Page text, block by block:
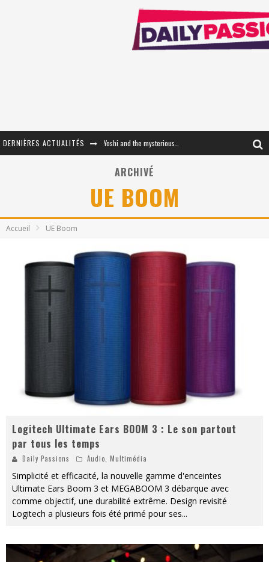
DERNIÈRES ACTUALITÉS
« The Broken Ring / This Mariage Will Fail Anyway » (Tome 2) – Préparer sa vengeance…
« Mon Village Révolté » - Combattre un Projet !
PsyRiver 2026 : la magie revient sur les rives de l’Aar
Splatoon Raiders
ARCHIVÉ
UE BOOM
Accueil UE Boom
Logitech Ultimate Ears BOOM 3 : Le son partout
par tous les temps
Daily Passions Audio, Multimédia
Simplicité et efficacité, la nouvelle gamme d'enceintes
Ultimate Ears Boom 3 et MEGABOOM 3 débarque avec
comme objectif, une durabilité extrême. Design revisité
Logitech a plusieurs fois été primé pour ses...